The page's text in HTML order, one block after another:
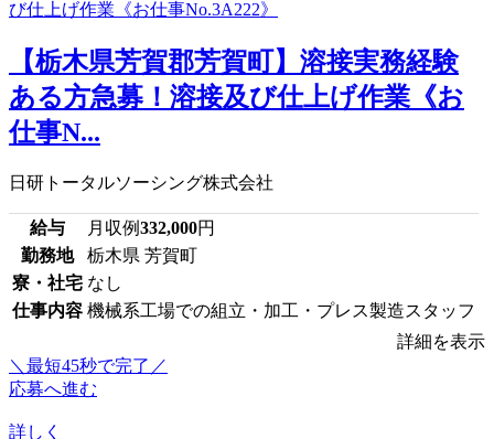
【栃木県芳賀郡芳賀町】溶接実務経験
ある方急募！溶接及び仕上げ作業《お
仕事N...
日研トータルソーシング株式会社
給与 月収例332,000円
勤務地
栃木県 芳賀町
寮・社宅 なし
仕事内容 機械系工場での組立・加工・プレス製造スタッフ
詳細を表示
＼最短45秒で完了／
応募へ進む
詳しく